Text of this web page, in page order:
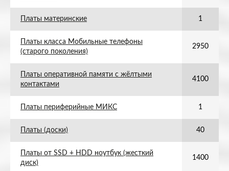
Платы материнские 1
Платы класса Мобильные телефоны
(старого поколения)
2950
Платы оперативной памяти с жёлтыми
контактами
4100
Платы периферийные МИКС 1
Платы (доски) 40
Платы от SSD + HDD ноутбук (жесткий
диск)
1400